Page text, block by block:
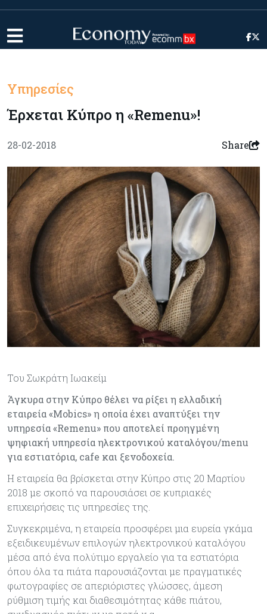
Υπηρεσίες
Έρχεται Κύπρο η «Remenu»!
28-02-2018 Share
Του Σωκράτη Ιωακείμ
Άγκυρα στην Κύπρο θέλει να ρίξει η ελλαδική
εταιρεία «Mobics» η οποία έχει αναπτύξει την
υπηρεσία «Remenu» που αποτελεί προηγμένη
ψηφιακή υπηρεσία ηλεκτρονικού καταλόγου/menu
για εστιατόρια, cafe και ξενοδοχεία.
Η εταιρεία θα βρίσκεται στην Κύπρο στις 20 Μαρτίου
2018 με σκοπό να παρουσιάσει σε κυπριακές
επιχειρήσεις τις υπηρεσίες της.
Συγκεκριμένα, η εταιρεία προσφέρει μια ευρεία γκάμα
εξειδικευμένων επιλογών ηλεκτρονικού καταλόγου
μέσα από ένα πολύτιμο εργαλείο για τα εστιατόρια
όπου όλα τα πιάτα παρουσιάζονται με πραγματικές
φωτογραφίες σε απεριόριστες γλώσσες, άμεση
ρύθμιση τιμής και διαθεσιμότητας κάθε πιάτου,